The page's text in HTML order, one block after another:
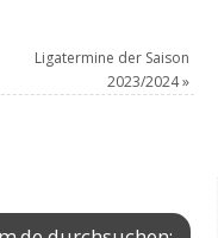
Ligatermine der Saison
2023/2024»